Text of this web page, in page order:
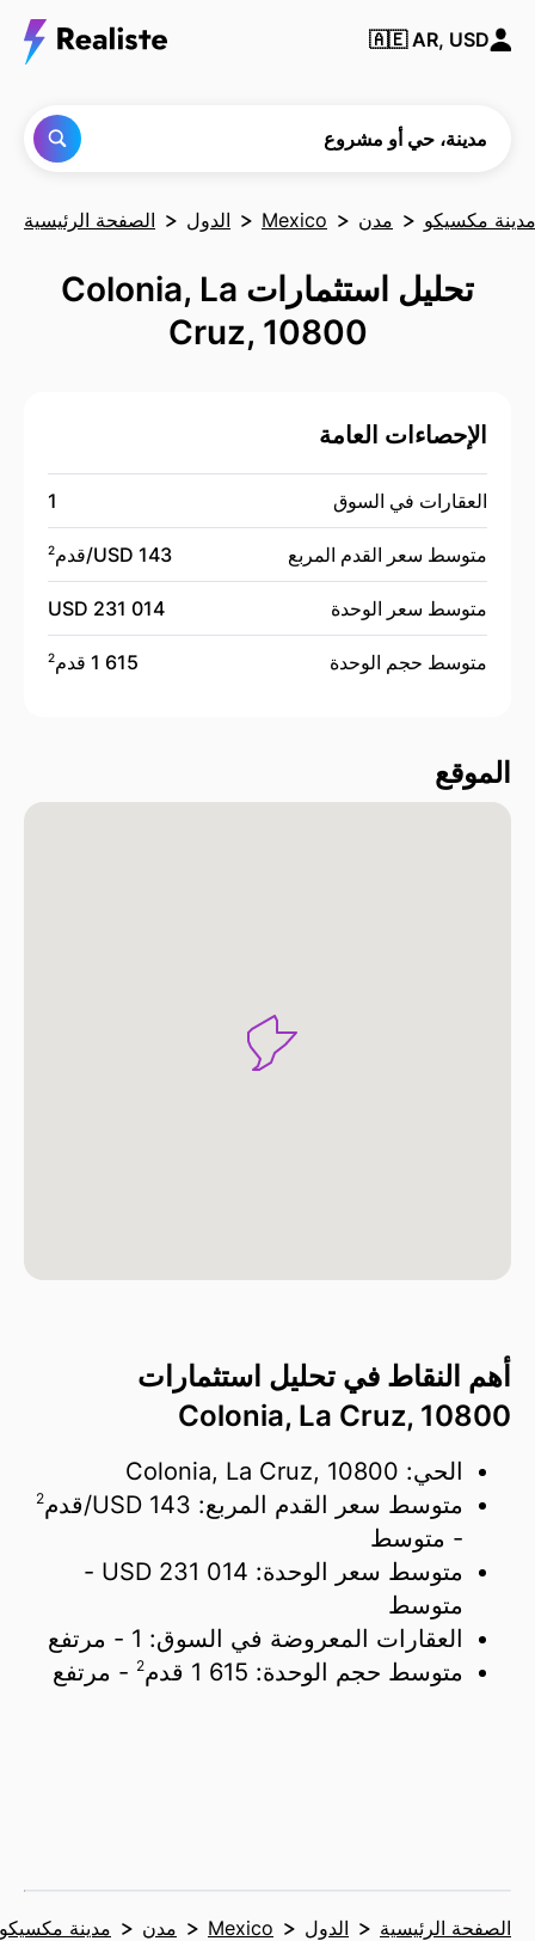
🇦🇪AR, USD
مدينة، حي أو مشروع
الصفحة الرئيسية الدول Mexico مدن مدينة مكسيكو
تحليل استثمارات Colonia, La
Cruz, 10800
الإحصاءات العامة
العقارات في السوق 1
متوسط سعر القدم المربع 143 USD/ قدم2
متوسط سعر الوحدة 231 014 USD
متوسط حجم الوحدة 1 615 قدم 2
الموقع
أهم النقاط في تحليل استثمارات
Colonia, La Cruz, 10800
الحي: Colonia, La Cruz, 10800
متوسط سعر القدم المربع: 143 USD/ قدم2
- متوسط
متوسط سعر الوحدة: 231 014 USD
-
متوسط
العقارات المعروضة في السوق: 1 - مرتفع
متوسط حجم الوحدة: 1 615 قدم 2 - مرتفع
الصفحة الرئيسية الدول Mexico مدن مدينة مكسيكو